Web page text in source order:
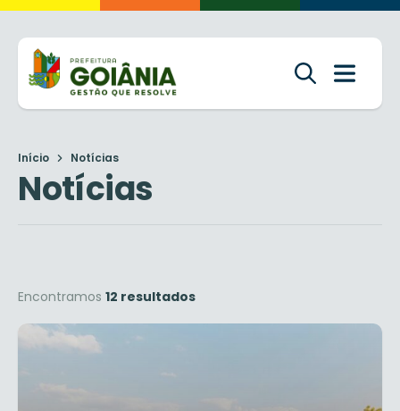
Início Notícias
Notícias
Encontramos 12 resultados